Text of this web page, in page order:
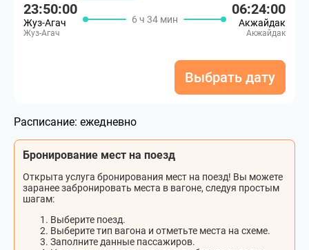
23:50:00
Жуз-Агач
Жуз-Агач
6 ч 34 мин
06:24:00
Акжайдак
Акжайдак
Выбрать дату
Расписание: ежедневно
Бронирование мест на поезд
Открыта услуга бронирования мест на поезд! Вы можете
заранее забронировать места в вагоне, следуя простым
шагам:
Выберите поезд.
Выберите тип вагона и отметьте места на схеме.
Заполните данные пассажиров.